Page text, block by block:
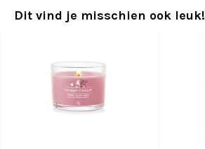
Dit vind je misschien ook leuk!